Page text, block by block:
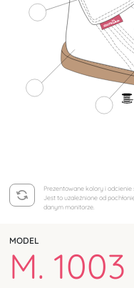
Prezentowane kolory i
Jest to uzależnione od
danym monitorze.
MODEL
M. 1003